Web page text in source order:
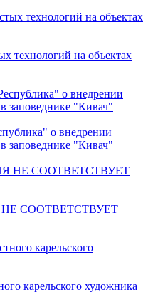
технологий на объектах
о внедрении
заповеднике "Кивач"
СООТВЕТСТВУЕТ
карельского художника